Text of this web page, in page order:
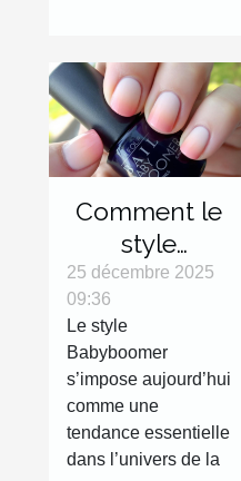
Comment le
style
Babyboomer
révolutionne-
t-il les
tendances
manucures ?
25 décembre 2025
09:36
Le style
Babyboomer
s’impose aujourd’hui
comme une
tendance essentielle
dans l’univers de la